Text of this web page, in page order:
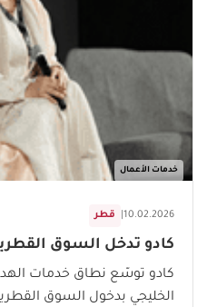
خدمات الأعمال
قطر 10.02.2026
كادو تدخل السوق
كادو توسّع نطاق خدمات
الخليجي بدخول السوق